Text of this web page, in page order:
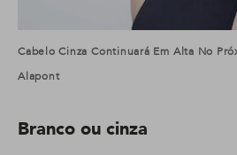
Cabelo Cinza Continuará Em Alta No
Alapont
Branco ou cinza